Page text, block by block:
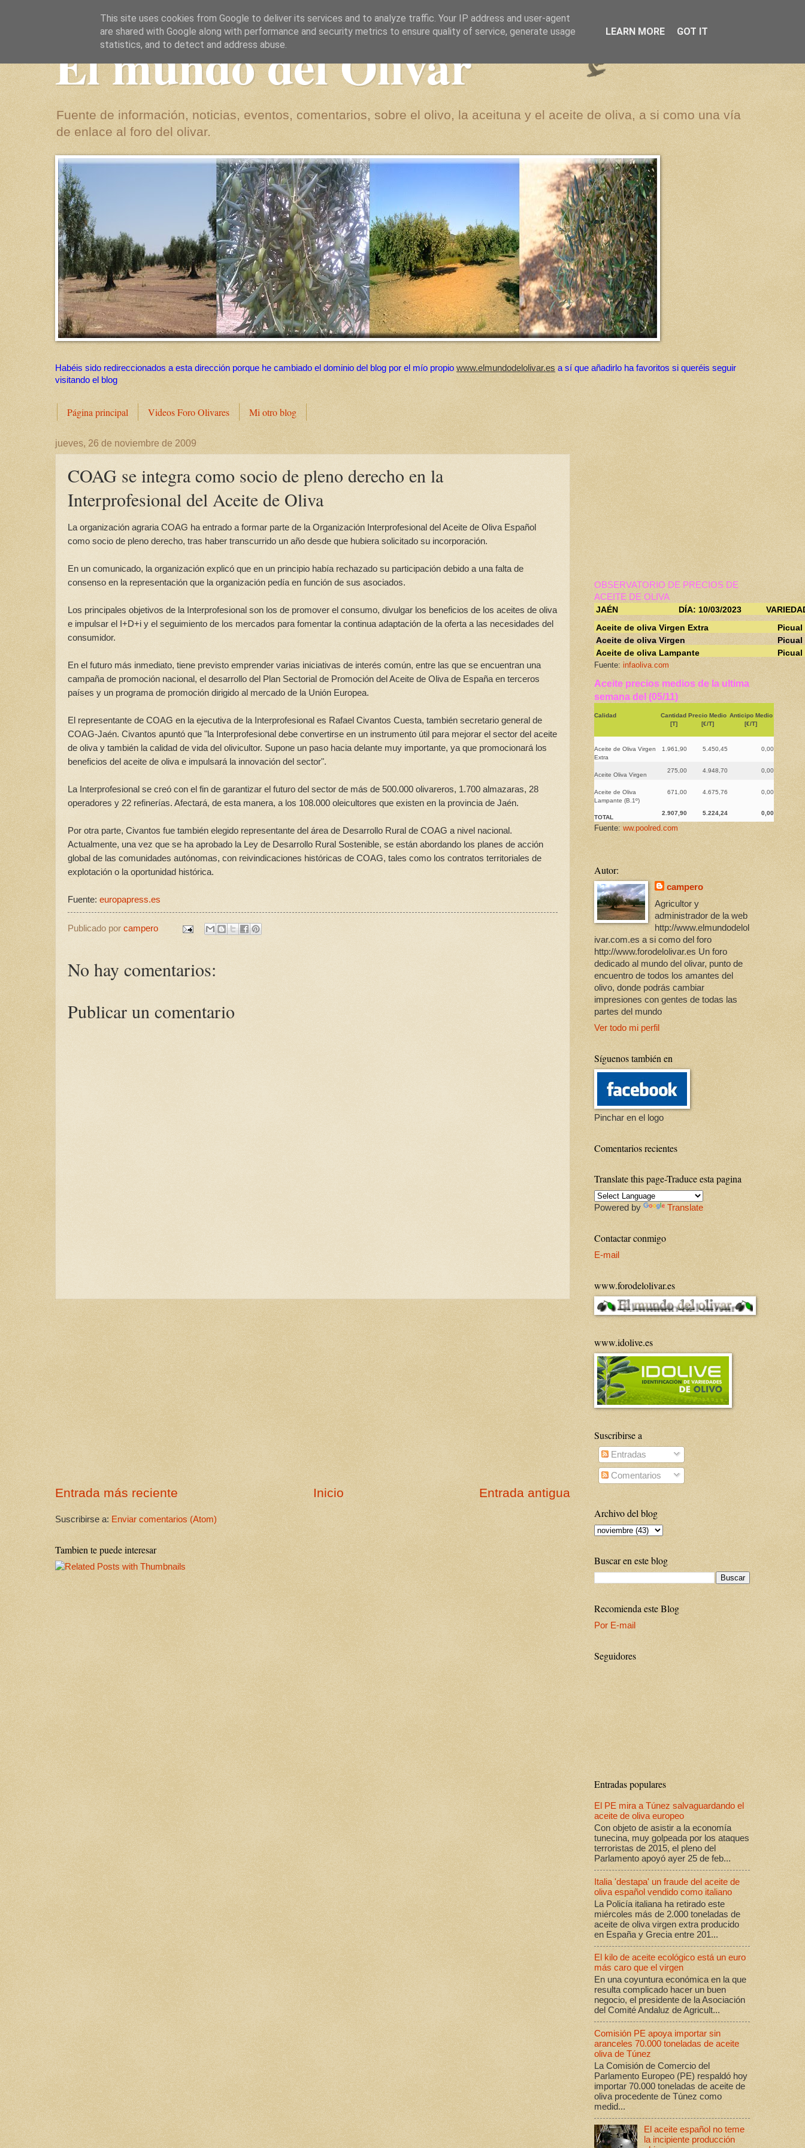
El mundo del Olivar
Fuente de información, noticias, eventos, comentarios, sobre el olivo, la aceituna y el aceite de oliva, a si como una vía
de enlace al foro del olivar.
Habéis sido redireccionados a esta dirección porque he cambiado el dominio del blog por el mío propio www.elmundodelolivar.es a sí que añadirlo ha favoritos si queréis seguir
visitando el blog
Página principal Videos Foro Olivares Mi otro blog
jueves, 26 de noviembre de 2009
COAG se integra como socio de pleno derecho en la
Interprofesional del Aceite de Oliva
La organización agraria COAG ha entrado a formar parte de la Organización Interprofesional del Aceite de Oliva Español
como socio de pleno derecho, tras haber transcurrido un año desde que hubiera solicitado su incorporación.
En un comunicado, la organización explicó que en un principio había rechazado su participación debido a una falta de
consenso en la representación que la organización pedía en función de sus asociados.
Los principales objetivos de la Interprofesional son los de promover el consumo, divulgar los beneficios de los aceites de oliva
e impulsar el I+D+i y el seguimiento de los mercados para fomentar la continua adaptación de la oferta a las necesidades del
consumidor.
En el futuro más inmediato, tiene previsto emprender varias iniciativas de interés común, entre las que se encuentran una
campaña de promoción nacional, el desarrollo del Plan Sectorial de Promoción del Aceite de Oliva de España en terceros
países y un programa de promoción dirigido al mercado de la Unión Europea.
El representante de COAG en la ejecutiva de la Interprofesional es Rafael Civantos Cuesta, también secretario general de
COAG-Jaén. Civantos apuntó que "la Interprofesional debe convertirse en un instrumento útil para mejorar el sector del aceite
de oliva y también la calidad de vida del olivicultor. Supone un paso hacia delante muy importante, ya que promocionará los
beneficios del aceite de oliva e impulsará la innovación del sector".
La Interprofesional se creó con el fin de garantizar el futuro del sector de más de 500.000 olivareros, 1.700 almazaras, 28
operadores y 22 refinerías. Afectará, de esta manera, a los 108.000 oleicultores que existen en la provincia de Jaén.
Por otra parte, Civantos fue también elegido representante del área de Desarrollo Rural de COAG a nivel nacional.
Actualmente, una vez que se ha aprobado la Ley de Desarrollo Rural Sostenible, se están abordando los planes de acción
global de las comunidades autónomas, con reivindicaciones históricas de COAG, tales como los contratos territoriales de
explotación o la oportunidad histórica.
Fuente: europapress.es
Publicado por campero
No hay comentarios:
Publicar un comentario
Entrada más reciente Entrada antigua
Inicio
Suscribirse a: Enviar comentarios (Atom)
Tambien te puede interesar
OBSERVATORIO DE PRECIOS DE
ACEITE DE OLIVA
JAÉN
DÍA: 10/03/2023
Aceite de oliva Virgen Extra
Picual
Aceite de oliva Virgen
Picual
Aceite de oliva Lampante
Picual
Fuente: infaoliva.com
Aceite precios medios de la ultima
semana del (05/11)
Calidad
Cantidad
[T]
Precio Medio
[€/T]
Anticipo Medio
[€/T]
Aceite de Oliva Virgen
Extra
1.961,90 5.450,45 0,00
Aceite Oliva Virgen
275,00 4.948,70 0,00
Aceite de Oliva
Lampante (B.1º)
671,00 4.675,76 0,00
TOTAL
2.907,90 5.224,24 0,00
Fuente: ww.poolred.com
Autor:
campero
Agricultor y
administrador de la web
http://www.elmundodelol
ivar.com.es a si como del foro
http://www.forodelolivar.es Un foro
dedicado al mundo del olivar, punto de
encuentro de todos los amantes del
olivo, donde podrás cambiar
impresiones con gentes de todas las
partes del mundo
Ver todo mi perfil
Síguenos también en
Pinchar en el logo
Comentarios recientes
Translate this page-Traduce esta pagina
Powered by Translate
Contactar conmigo
E-mail
www.forodelolivar.es
www.idolive.es
Suscribirse a
Entradas
Comentarios
Archivo del blog
Buscar en este blog
Recomienda este Blog
Por E-mail
Seguidores
Entradas populares
El PE mira a Túnez salvaguardando el
aceite de oliva europeo
Con objeto de asistir a la economía
tunecina, muy golpeada por los ataques
terroristas de 2015, el pleno del
Parlamento apoyó ayer 25 de feb...
Italia 'destapa' un fraude del aceite de
oliva español vendido como italiano
La Policía italiana ha retirado este
miércoles más de 2.000 toneladas de
aceite de oliva virgen extra producido
en España y Grecia entre 201...
El kilo de aceite ecológico está un euro
más caro que el virgen
En una coyuntura económica en la que
resulta complicado hacer un buen
negocio, el presidente de la Asociación
del Comité Andaluz de Agricult...
Comisión PE apoya importar sin
aranceles 70.000 toneladas de aceite
oliva de Túnez
La Comisión de Comercio del
Parlamento Europeo (PE) respaldó hoy
importar 70.000 toneladas de aceite de
oliva procedente de Túnez como
medid...
El aceite español no teme
la incipiente producción
This site uses cookies from Google to deliver its services and to analyze traffic. Your IP address and user-agent
are shared with Google along with performance and security metrics to ensure quality of service, generate usage
statistics, and to detect and address abuse.
LEARN MORE GOT IT